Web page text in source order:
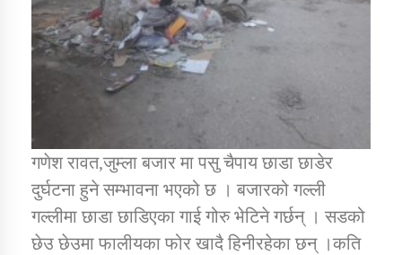
कर्णाली प्रविधि शिक्षालय जुम्लाको सुचना
सामाजिक बिकास कार्यालय जुम्लाकाे सुचना
गणेश रावत,जुम्ला बजार मा पसु चैपाय छाडा छाडेर
दुर्घटना हुने सम्भावना भएको छ । बजारको गल्ली
गल्लीमा छाडा छाडिएका गाई गोरु भेटिने गर्छन् । सडको
छेउ छेउमा फालीयका फोर खादै हिनीरहेका छन् ।कति